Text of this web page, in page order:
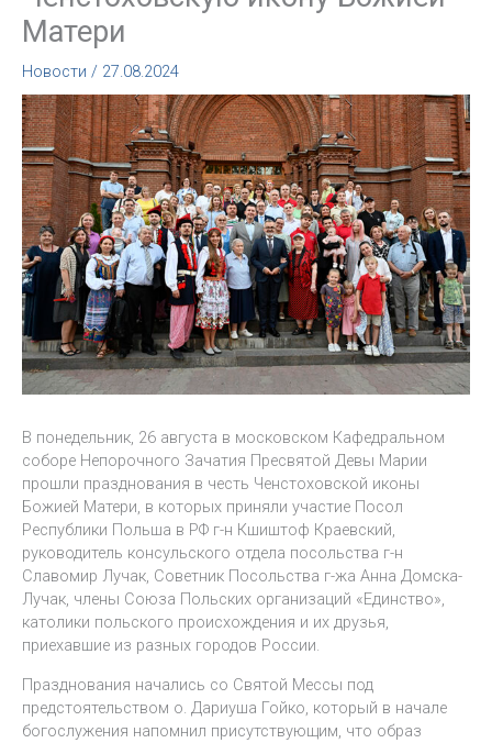
Матери
Новости / 27.08.2024
В понедельник, 26 августа в московском Кафедральном
соборе Непорочного Зачатия Пресвятой Девы Марии
прошли празднования в честь Ченстоховской иконы
Божией Матери, в которых приняли участие Посол
Республики Польша в РФ г-н Кшиштоф Краевский,
руководитель консульского отдела посольства г-н
Славомир Лучак, Советник Посольства г-жа Анна Домска-
Лучак, члены Союза Польских организаций «Единство»,
католики польского происхождения и их друзья,
приехавшие из разных городов России.
Празднования начались со Святой Мессы под
предстоятельством о. Дариуша Гойко, который в начале
богослужения напомнил присутствующим, что образ